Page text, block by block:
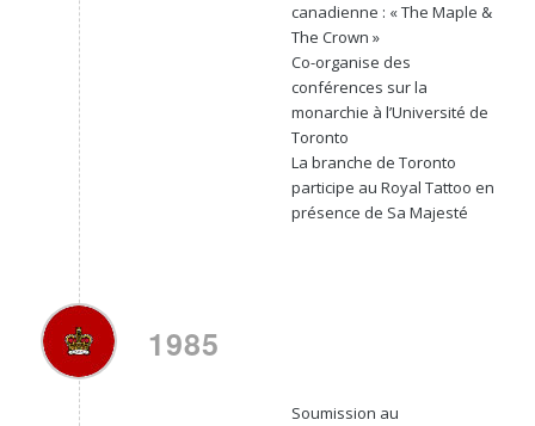
canadienne : « The Maple &
The Crown »
Co-organise des
conférences sur la
monarchie à l’Université de
Toronto
La branche de Toronto
participe au Royal Tattoo en
présence de Sa Majesté
1985
Soumission au